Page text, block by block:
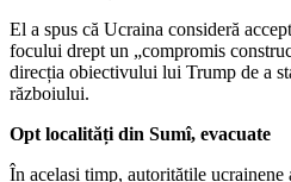
El a spus că Ucraina consideră
focului drept un „compromis
direcția obiectivului lui Trump de a
războiului.
Opt localități din Sumî, evacuate
În același timp, autoritățile ucrainene